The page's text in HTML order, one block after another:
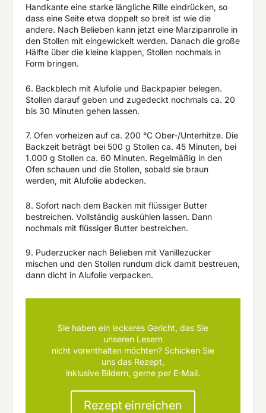
Handkante eine starke längliche Rille eindrücken, so
dass eine Seite etwa doppelt so breit ist wie die
andere. Nach Belieben kann jetzt eine Marzipanrolle in
den Stollen mit eingewickelt werden. Danach die große
Hälfte über die kleine klappen, Stollen nochmals in
Form bringen.
6. Backblech mit Alufolie und Backpapier belegen.
Stollen darauf geben und zugedeckt nochmals ca. 20
bis 30 Minuten gehen lassen.
7. Ofen vorheizen auf ca. 200 °C Ober-/Unterhitze. Die
Backzeit beträgt bei 500 g Stollen ca. 45 Minuten, bei
1.000 g Stollen ca. 60 Minuten. Regelmäßig in den
Ofen schauen und die Stollen, sobald sie braun
werden, mit Alufolie abdecken.
8. Sofort nach dem Backen mit flüssiger Butter
bestreichen. Vollständig auskühlen lassen. Dann
nochmals mit flüssiger Butter bestreichen.
9. Puderzucker nach Belieben mit Vanillezucker
mischen und den Stollen rundum dick damit bestreuen,
dann dicht in Alufolie verpacken.
Sie haben ein leckeres Gericht, das Sie
unseren Lesern
nicht vorenthalten möchten? Schicken Sie
uns das Rezept,
inklusive Bildern, gerne per E-Mail.
Rezept einreichen